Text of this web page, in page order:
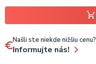
Našli ste niekde nižšiu cenu?
Informujte nás!